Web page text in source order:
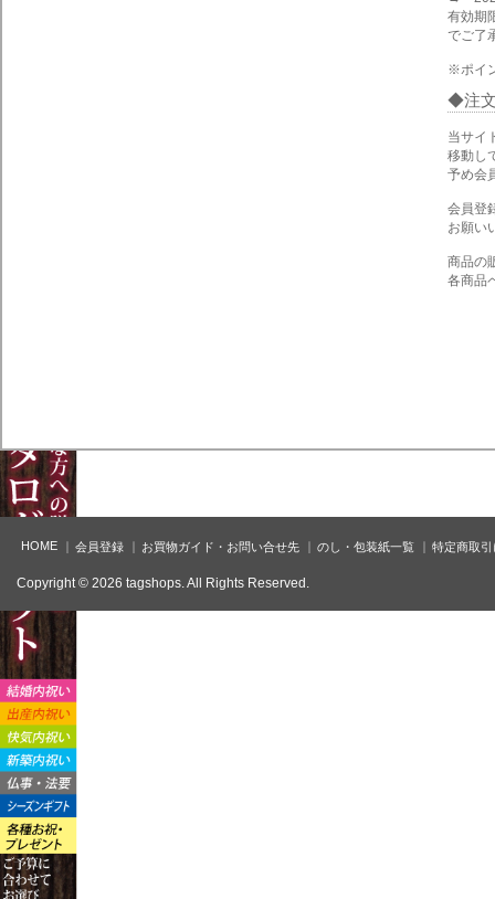
有効期
でご了
※ポイ
注
当サイ
移動し
予め会
会員登
お願い
商品の
各商品
HOME 会員登録 お買物ガイド・お問い合せ先 のし・包装紙一覧 特定商取
Copyright © 2026 tagshops. All Rights Reserved.